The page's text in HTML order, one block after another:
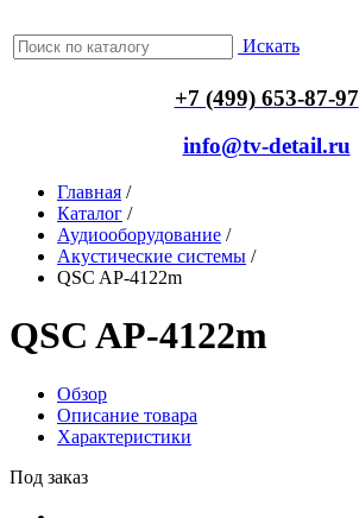
Искать
+7 (499) 653-87-97
info@tv-detail.ru
Главная /
Каталог /
Аудиооборудование /
Акустические системы /
QSC AP-4122m
QSC AP-4122m
Обзор
Описание товара
Характеристики
Под заказ